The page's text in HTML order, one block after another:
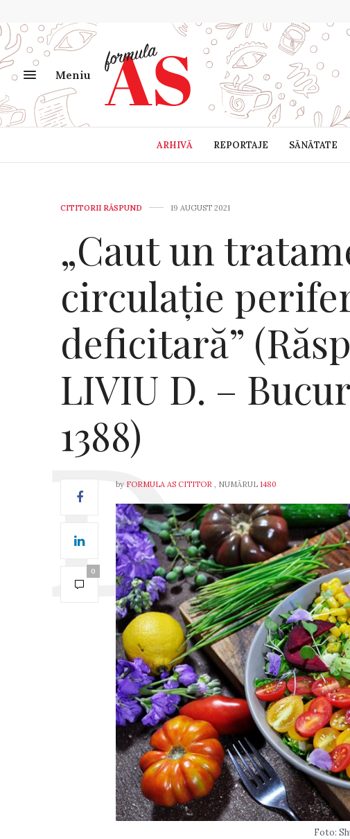
Meniu
ARHIVĂ REPORTAJE SĂNĂTATE
CITITORII RĂSPUND 19 AUGUST 2021
„Caut un
circulație
deficitară”
LIVIU D. –
1388)
0
by FORMULA AS CITITOR , NUMĂRUL 1480
Foto: